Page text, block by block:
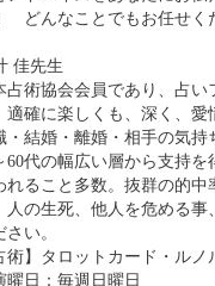
い運や片想い、三角関係、
のご紹介
ーナー：徐 錦伶先生
先生は日中韓で20年以上鑑
っています。日本語、韓
は手相、タロット占いはも
東洋系占いに精通してい
アドバイスをあなたにお
どんなことでもお任せく